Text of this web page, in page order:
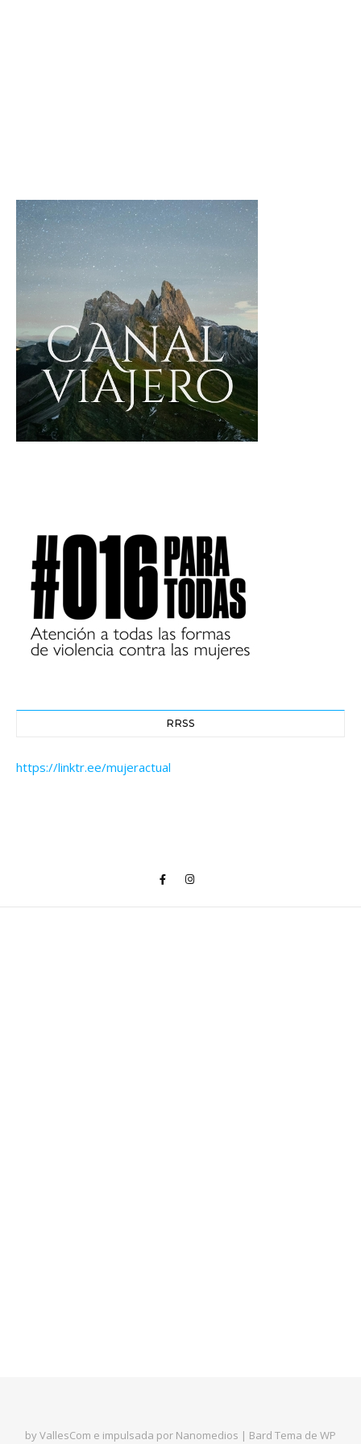
RRSS
https://linktr.ee/mujeractual
by VallesCom e impulsada por Nanomedios | Bard Tema de WP